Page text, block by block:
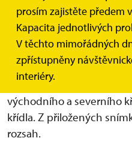
prosím zajistěte předem
Kapacita jednotlivých
V těchto mimořádných
zpřístupněny
interiéry.
Vážení přátelé zámku
koncem roku 2023 a do
zámku rekonstrukce
rozsáhlý a komplexní
východního a severního
křídla. Z přiložených
rozsah.